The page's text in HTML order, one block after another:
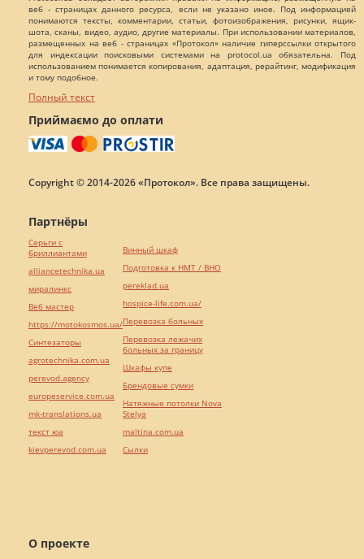
веб - страницах данного ресурса, если не указано иное. Под информацией
понимаются тексты, комментарии, статьи, фотоизображения, рисунки, ящик-
шота, сканы, видео, аудио, другие материалы. При использовании материалов,
размещенных на веб - страницах «Протокол» наличие гиперссылки открытого
для индексации поисковыми системами на protocol.ua обязательна. Под
использованием понимается копирования, адаптация, рерайтинг, модификация
и тому подобное.
Полный текст
Приймаємо до оплати
Copyright © 2014-2026 «Протокол». Все права защищены.
О проекте
Партнёры
Серьги с
бриллиантами
alliancetechnika.ua
миралинкс
Веб мастер
https://motokosmos.ua/
Синтезаторы
agrotechnika.com.ua
perevod.agency
europeservice.com.ua
mk-translations.ua
текст юа
kievperevod.com.ua
Винный шкаф
Подготовка к НМТ / ВНО
pereklad.ua
hospice-life.com.ua/
Перевозка больных
Перевозка лежачих
больных за границу
Шкафы купе
Брендовые сумки
Натяжные потолки Nova
Stelya
maltina.com.ua
Cылки